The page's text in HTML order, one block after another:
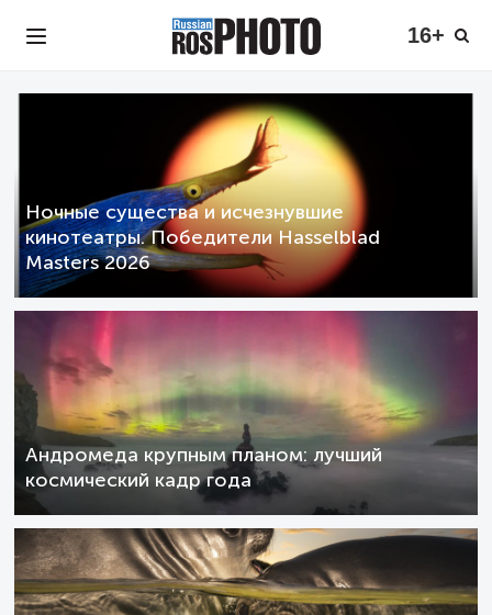
16+
Ночные существа и исчезнувшие
кинотеатры. Победители Hasselblad
Masters 2026
Андромеда крупным планом: лучший
космический кадр года